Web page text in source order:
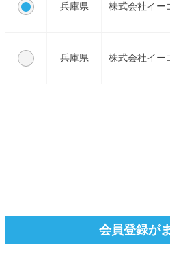
兵庫県 株式会社イー
兵庫県 株式会社イー
会員登録が